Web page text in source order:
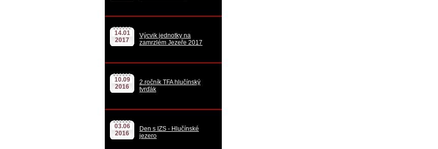
14.01
2017
Výcvik jednotky na
zamrzlém Jezeře 2017
10.09
2016
2.ročník TFA hlučínský
tvrďák
03.06
2016
Den s IZS - Hlučínské
jezero